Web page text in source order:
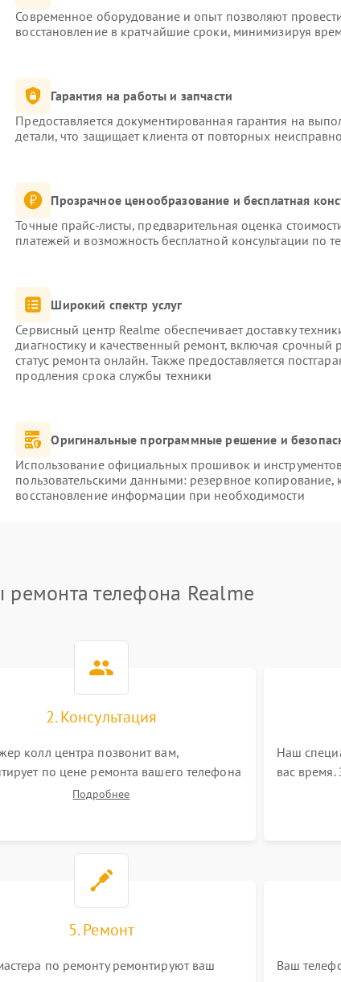
Современное оборудование и опыт позволяют
восстановление в кратчайшие сроки, минимизируя
Гарантия на работы и запчасти
Предоставляется документированная гарантия на
детали, что защищает клиента от повторных
Прозрачное ценообразование и бесплатная
Точные прайс-листы, предварительная оценка
платежей и возможность бесплатной консультации по
Широкий спектр услуг
Сервисный центр Realme обеспечивает доставку
диагностику и качественный ремонт, включая срочный
статус ремонта онлайн. Также предоставляется
продления срока службы техники
Оригинальные программные решение и
Использование официальных прошивок и
пользовательскими данными: резервное копирование,
восстановление информации при необходимости
ремонта телефона Realme
2. Консультация
колл центра позвонит вам,
по цене ремонта вашего телефона
ответит на все ваши вопросы.
Подробнее
Наш
вас
склад для
5. Ремонт
по ремонту ремонтируют ваш
Ваш